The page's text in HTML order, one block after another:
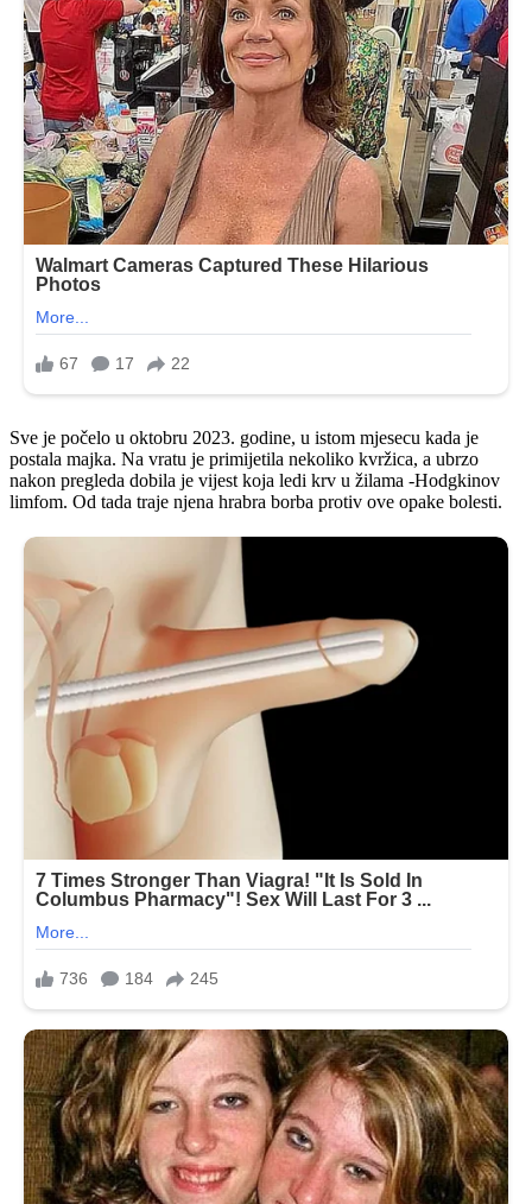
Sve je počelo u oktobru 2023. godine, u istom mjesecu kada je
postala majka. Na vratu je primijetila nekoliko kvržica, a ubrzo
nakon pregleda dobila je vijest koja ledi krv u žilama -Hodgkinov
limfom. Od tada traje njena hrabra borba protiv ove opake bolesti.